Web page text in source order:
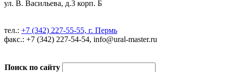
ул. В. Васильева, д.3 корп. Б
тел.: +7 (342) 227-55-55, г. Пермь
факс.: +7 (342) 227-54-54, info@ural-master.ru
Поиск по сайту